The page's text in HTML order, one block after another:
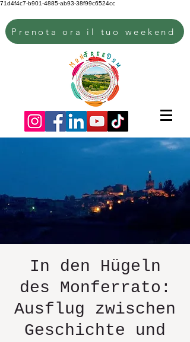
71d4f4c7-b901-4885-ab93-38f99c6524cc
Prenota ora il tuo weekend
In den Hügeln
des Monferrato:
Ausflug zwischen
Geschichte und